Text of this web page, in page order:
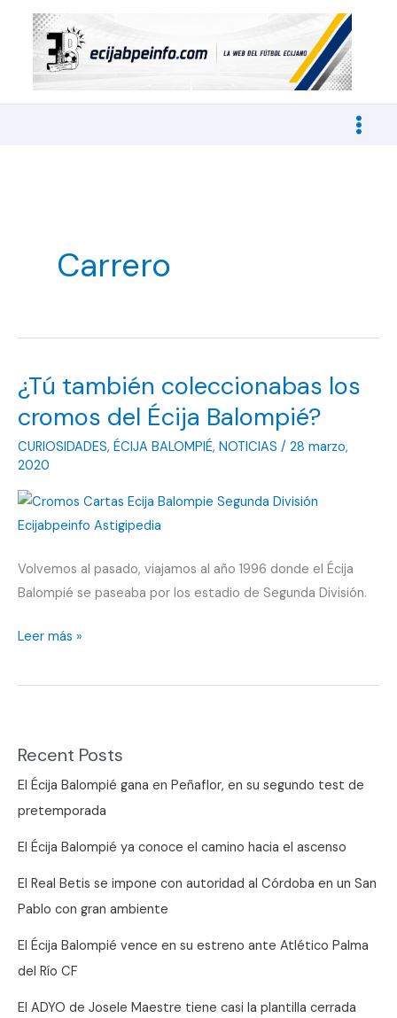
contenido
Carrero
¿Tú también coleccionabas los
cromos del Écija Balompié?
CURIOSIDADES, ÉCIJA BALOMPIÉ, NOTICIAS / 28 marzo,
2020
Volvemos al pasado, viajamos al año 1996 donde el Écija
Balompié se paseaba por los estadio de Segunda División.
¿Tú
coleccionabas
del
Écija
Balompié?
Leer más »
Recent Posts
El Écija Balompié gana en Peñaflor, en su segundo test de
pretemporada
El Écija Balompié ya conoce el camino hacia el ascenso
El Real Betis se impone con autoridad al Córdoba en un San
Pablo con gran ambiente
El Écija Balompié vence en su estreno ante Atlético Palma
del Río CF
El ADYO de Josele Maestre tiene casi la plantilla cerrada